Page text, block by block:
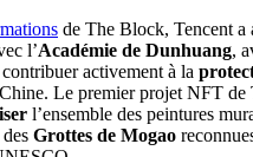
de The Block, Tencent a
l’Académie de Dunhuang,
activement à la
Le premier projet NFT de
l’ensemble des peintures
Grottes de Mogao